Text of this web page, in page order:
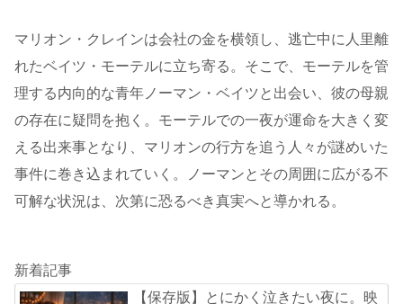
マリオン・クレインは会社の金を横領し、逃亡中に人里離
れたベイツ・モーテルに立ち寄る。そこで、モーテルを管
理する内向的な青年ノーマン・ベイツと出会い、彼の母親
の存在に疑問を抱く。モーテルでの一夜が運命を大きく変
える出来事となり、マリオンの行方を追う人々が謎めいた
事件に巻き込まれていく。ノーマンとその周囲に広がる不
可解な状況は、次第に恐るべき真実へと導かれる。
新着記事
【保存版】とにかく泣きたい夜に。映